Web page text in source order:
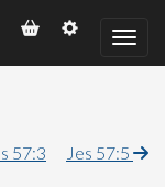
57:3
Jes 57:5